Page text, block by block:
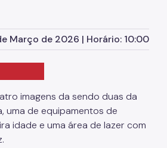
UMAPAZ
Março de 2026 | Horário: 10:00